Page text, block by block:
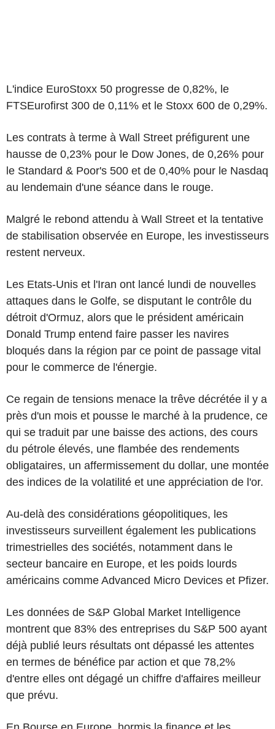
L'indice EuroStoxx 50 progresse de 0,82%, le
FTSEurofirst 300 de 0,11% et le Stoxx 600 de 0,29%.
Les contrats à terme à Wall Street préfigurent une
hausse de 0,23% pour le Dow Jones, de 0,26% pour
le Standard & Poor's 500 et de 0,40% pour le Nasdaq
au lendemain d'une séance dans le rouge.
Malgré le rebond attendu à Wall Street et la tentative
de stabilisation observée en Europe, les investisseurs
restent nerveux.
Les Etats-Unis et l'Iran ont lancé lundi de nouvelles
attaques dans le Golfe, se disputant le contrôle du
détroit d'Ormuz, alors que le président américain
Donald Trump entend faire passer les navires
bloqués dans la région par ce point de passage vital
pour le commerce de l'énergie.
Ce regain de tensions menace la trêve décrétée il y a
près d'un mois et pousse le marché à la prudence, ce
qui se traduit par une baisse des actions, des cours
du pétrole élevés, une flambée des rendements
obligataires, un affermissement du dollar, une montée
des indices de la volatilité et une appréciation de l'or.
Au-delà des considérations géopolitiques, les
investisseurs surveillent également les publications
trimestrielles des sociétés, notamment dans le
secteur bancaire en Europe, et les poids lourds
américains comme Advanced Micro Devices et Pfizer.
Les données de S&P Global Market Intelligence
montrent que 83% des entreprises du S&P 500 ayant
déjà publié leurs résultats ont dépassé les attentes
en termes de bénéfice par action et que 78,2%
d'entre elles ont dégagé un chiffre d'affaires meilleur
que prévu.